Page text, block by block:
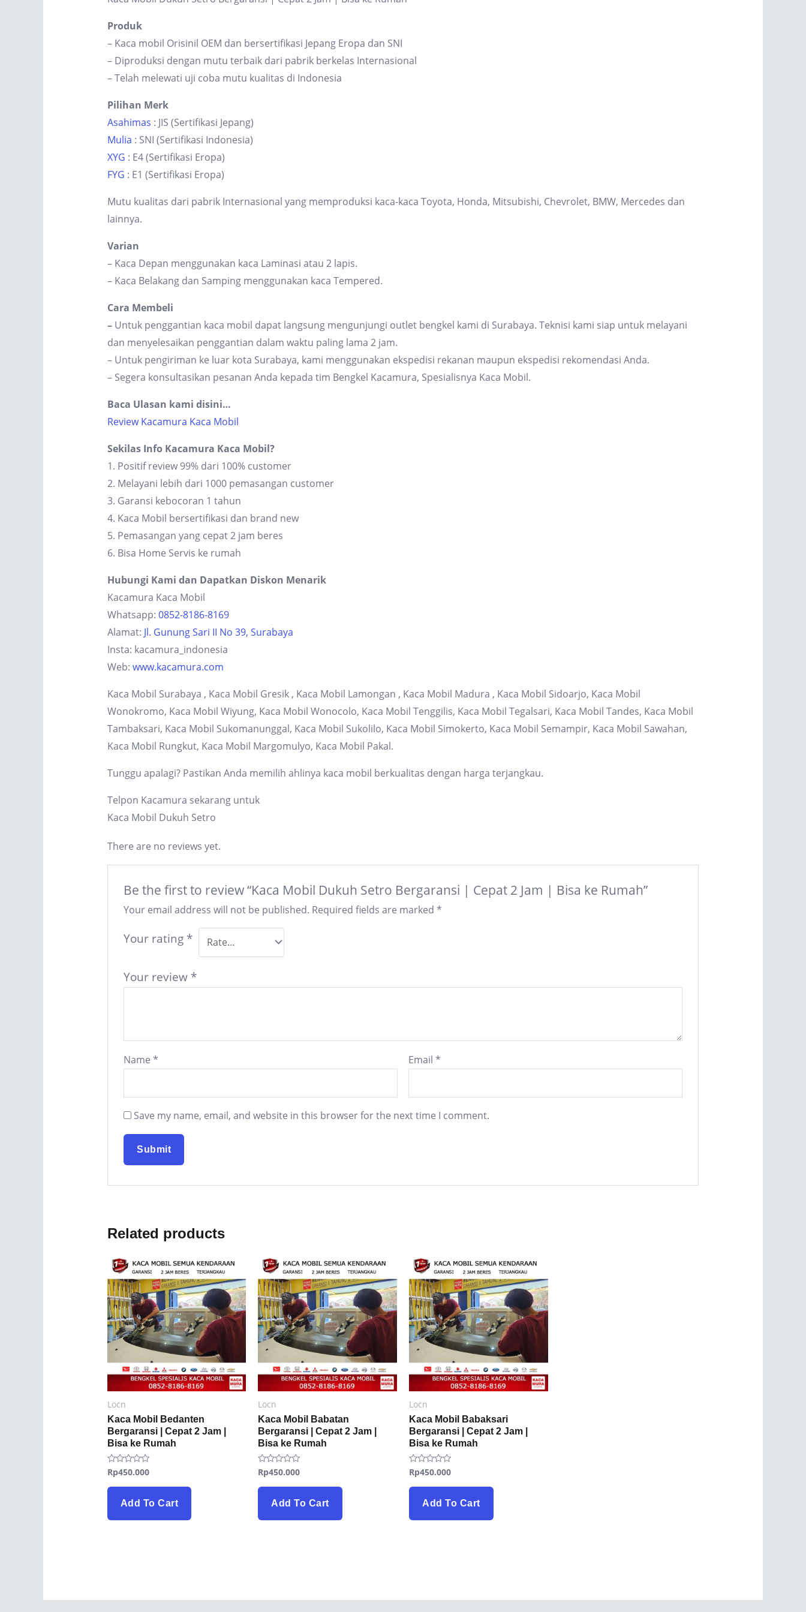
Produk
– Kaca mobil Orisinil OEM dan bersertifikasi Jepang Eropa dan SNI
– Diproduksi dengan mutu terbaik dari pabrik berkelas Internasional
– Telah melewati uji coba mutu kualitas di Indonesia
Pilihan Merk
Asahimas : JIS (Sertifikasi Jepang)
Mulia : SNI (Sertifikasi Indonesia)
XYG : E4 (Sertifikasi Eropa)
FYG : E1 (Sertifikasi Eropa)
Mutu kualitas dari pabrik Internasional yang memproduksi kaca-kaca Toyota, Honda, Mitsubishi, Chevrolet, BMW, Mercedes dan
lainnya.
Varian
– Kaca Depan menggunakan kaca Laminasi atau 2 lapis.
– Kaca Belakang dan Samping menggunakan kaca Tempered.
Cara Membeli
– Untuk penggantian kaca mobil dapat langsung mengunjungi outlet bengkel kami di Surabaya. Teknisi kami siap untuk melayani
dan menyelesaikan penggantian dalam waktu paling lama 2 jam.
– Untuk pengiriman ke luar kota Surabaya, kami menggunakan ekspedisi rekanan maupun ekspedisi rekomendasi Anda.
– Segera konsultasikan pesanan Anda kepada tim Bengkel Kacamura, Spesialisnya Kaca Mobil.
Baca Ulasan kami disini…
Review Kacamura Kaca Mobil
Sekilas Info Kacamura Kaca Mobil?
1. Positif review 99% dari 100% customer
2. Melayani lebih dari 1000 pemasangan customer
3. Garansi kebocoran 1 tahun
4. Kaca Mobil bersertifikasi dan brand new
5. Pemasangan yang cepat 2 jam beres
6. Bisa Home Servis ke rumah
Hubungi Kami dan Dapatkan Diskon Menarik
Kacamura Kaca Mobil
Whatsapp: 0852-8186-8169
Alamat: Jl. Gunung Sari II No 39, Surabaya
Insta: kacamura_indonesia
Web: www.kacamura.com
Kaca Mobil Surabaya , Kaca Mobil Gresik , Kaca Mobil Lamongan , Kaca Mobil Madura , Kaca Mobil Sidoarjo, Kaca Mobil
Wonokromo, Kaca Mobil Wiyung, Kaca Mobil Wonocolo, Kaca Mobil Tenggilis, Kaca Mobil Tegalsari, Kaca Mobil Tandes, Kaca Mobil
Tambaksari, Kaca Mobil Sukomanunggal, Kaca Mobil Sukolilo, Kaca Mobil Simokerto, Kaca Mobil Semampir, Kaca Mobil Sawahan,
Kaca Mobil Rungkut, Kaca Mobil Margomulyo, Kaca Mobil Pakal.
Tunggu apalagi? Pastikan Anda memilih ahlinya kaca mobil berkualitas dengan harga terjangkau.
Telpon Kacamura sekarang untuk
Kaca Mobil Dukuh Setro
There are no reviews yet.
Be the first to review “Kaca Mobil Dukuh Setro Bergaransi | Cepat 2 Jam | Bisa ke Rumah”
Your email address will not be published. Required fields are marked *
Your rating *
Your review *
Name * Email *
Save my name, email, and website in this browser for the next time I comment.
Related products
Locn
Kaca Mobil Bedanten
Bergaransi | Cepat 2 Jam |
Bisa ke Rumah
Rated
0
out
Rp450.000
Add To Cart
Locn
Kaca Mobil Babatan
Bergaransi | Cepat 2 Jam |
Bisa ke Rumah
Rated
0
out
Rp450.000
Add To Cart
Locn
Kaca Mobil Babaksari
Bergaransi | Cepat 2 Jam |
Bisa ke Rumah
Rated
0
out
Rp450.000
Add To Cart